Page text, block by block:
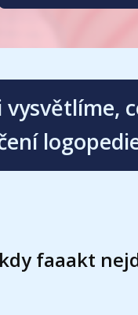
faaakt